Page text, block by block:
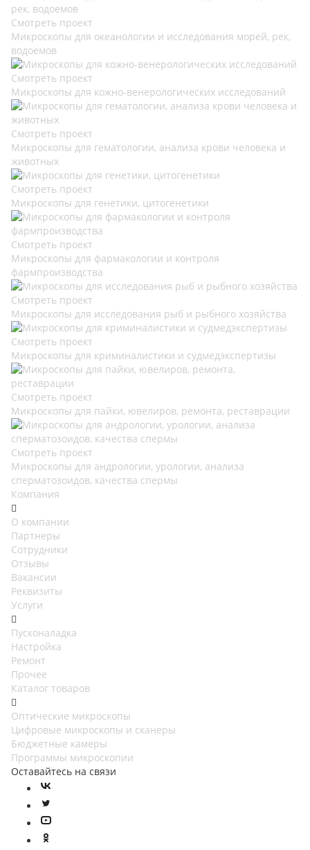
Смотреть проект
Микроскопы для океанологии и исследования морей, рек,
водоемов
Смотреть проект
Микроскопы для кожно-венерологических исследований
Смотреть проект
Микроскопы для гематологии, анализа крови человека и
животных
Смотреть проект
Микроскопы для генетики, цитогенетики
Смотреть проект
Микроскопы для фармакологии и контроля
фармпроизводства
Смотреть проект
Микроскопы для исследования рыб и рыбного хозяйства
Смотреть проект
Микроскопы для криминалистики и судмедэкспертизы
Смотреть проект
Микроскопы для пайки, ювелиров, ремонта, реставрации
Смотреть проект
Микроскопы для андрологии, урологии, анализа
сперматозоидов, качества спермы
Компания
О компании
Партнеры
Сотрудники
Отзывы
Вакансии
Реквизиты
Услуги
Пусконаладка
Настройка
Ремонт
Прочее
Каталог товаров
Оптические микроскопы
Цифровые микроскопы и сканеры
Бюджетные камеры
Программы микроскопии
Оставайтесь на связи